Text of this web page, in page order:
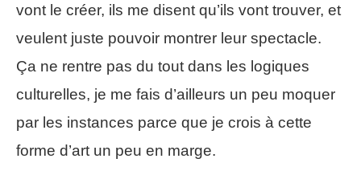
vont le créer, ils me disent qu’ils vont trouver, et
veulent juste pouvoir montrer leur spectacle.
Ça ne rentre pas du tout dans les logiques
culturelles, je me fais d’ailleurs un peu moquer
par les instances parce que je crois à cette
forme d’art un peu en marge.